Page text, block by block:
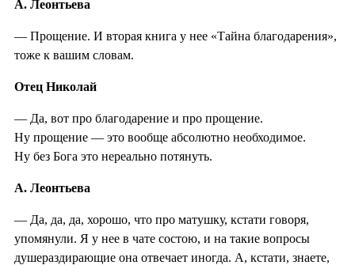
А. Леонтьева
— Прощение. И вторая книга у нее «Тайна благодарения»,
тоже к вашим словам.
Отец Николай
— Да, вот про благодарение и про прощение.
Ну прощение — это вообще абсолютно необходимое.
Ну без Бога это нереально потянуть.
А. Леонтьева
— Да, да, да, хорошо, что про матушку, кстати говоря,
упомянули. Я у нее в чате состою, и на такие вопросы
душераздирающие она отвечает иногда. А, кстати, знаете,